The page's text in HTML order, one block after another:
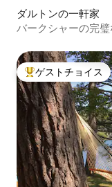
ダルトンの一軒家
バークシャーの完
大好評のゲストチ
ゲストチョイス